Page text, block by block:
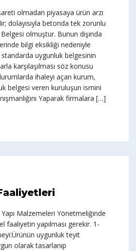
olmadan piyasaya ürün arzı
dolayısıyla betonda tek zorunlu
olmuştur. Bunun dışında
bilgi eksikliği nedeniyle
uygunluk belgesinin
karşılaşılması söz konusu
ihaleyi açan kurum,
belgesi veren kuruluşun ismini
Yaparak firmalara […]
Yapı Malzemeleri Yönetmeliğinde
faaliyetin yapılması gerekir. 1-
uygunluk teyit
olarak tasarlanıp